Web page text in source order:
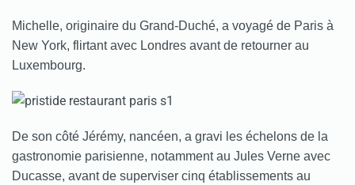
Michelle, originaire du Grand-Duché, a voyagé de Paris à
New York, flirtant avec Londres avant de retourner au
Luxembourg.
De son côté Jérémy, nancéen, a gravi les échelons de la
gastronomie parisienne, notamment au Jules Verne avec
Ducasse, avant de superviser cinq établissements au